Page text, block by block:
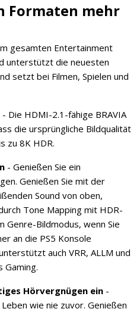
Formaten mehr
gesamten Entertainment
unterstützt die neuesten
setzt bei Filmen, Spielen und
- Die HDMI-2.1-fähige BRAVIA
die ursprüngliche Bildqualität
zu 8K HDR.
- Genießen Sie ein
Genießen Sie mit der
Sound von oben,
Tone Mapping mit HDR-
Genre-Bildmodus, wenn Sie
an die PS5 Konsole
auch VRR, ALLM und
Gaming.
Hörvergnügen ein -
wie nie zuvor. Genießen